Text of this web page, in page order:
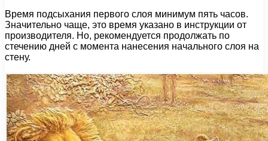
Время подсыхания первого слоя минимум пять часов.
Значительно чаще, это время указано в инструкции от
производителя. Но, рекомендуется продолжать по
стечению дней с момента нанесения начального слоя на
стену.